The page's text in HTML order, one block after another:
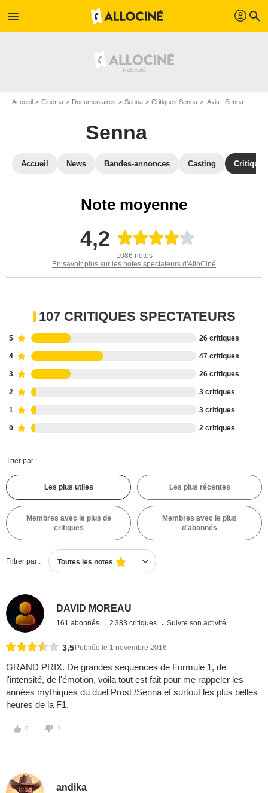
menu profil search
Accueil Cinéma Documentaires Senna Critiques Senna Avis : Senna - Page 2
Senna
Accueil News Bandes-annonces Casting
Note moyenne
4,2
1086 notes
En savoir plus sur les notes spectateurs d'AlloCiné
107 CRITIQUES SPECTATEURS
5 26 critiques
4 47 critiques
3 26 critiques
2 3 critiques
1 3 critiques
0 2 critiques
Trier par :
Les plus utiles Les plus récentes
Membres avec le plus de
critiques
Membres avec le plus
d'abonnés
Filtrer par : Toutes les notes
DAVID MOREAU
161 abonnés 2 383 critiques Suivre son activité
3,5 Publiée le 1 novembre 2016
GRAND PRIX. De grandes sequences de Formule 1, de
l'intensité, de l'émotion, voila tout est fait pour me rappeler les
années mythiques du duel Prost /Senna et surtout les plus belles
heures de la F1.
0 1
andika